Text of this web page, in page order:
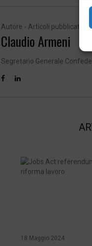
Autore - Articoli pubblicati:
Claudio Armeni
Segretario Generale
18 Maggio 2024